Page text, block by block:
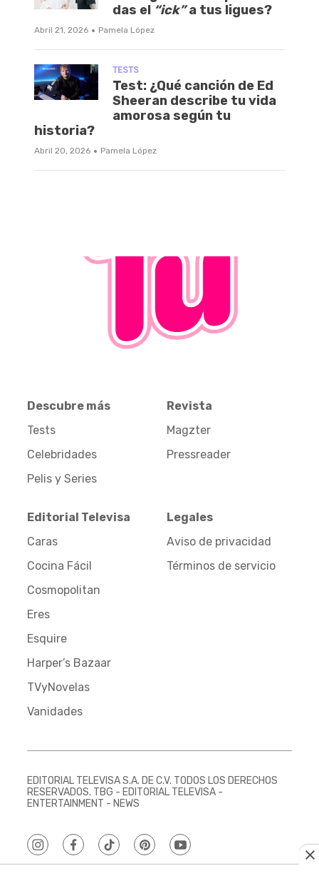
das el “ick”a tus ligues?
Abril 21, 2026 · Pamela López
TESTS
Test: ¿Qué canción de Ed
Sheeran describe tu vida
amorosa según tu
historia?
Abril 20, 2026 · Pamela López
Descubre más
Tests
Celebridades
Pelis y Series
Revista
Magzter
Pressreader
Editorial Televisa
Caras
Cocina Fácil
Cosmopolitan
Eres
Esquire
Harper’s Bazaar
TVyNovelas
Vanidades
Legales
Aviso de privacidad
Términos de servicio
EDITORIAL TELEVISA S.A. DE C.V. TODOS LOS DERECHOS
RESERVADOS. TBG - EDITORIAL TELEVISA -
ENTERTAINMENT - NEWS
instagramfacebooktiktokpinterestyoutube